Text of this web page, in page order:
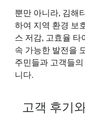
뿐만 아니라, 김해
하여 지역 환경 보
스 저감, 고효율 타
속 가능한 발전을
주민들과 고객들
니다.
고객 후기